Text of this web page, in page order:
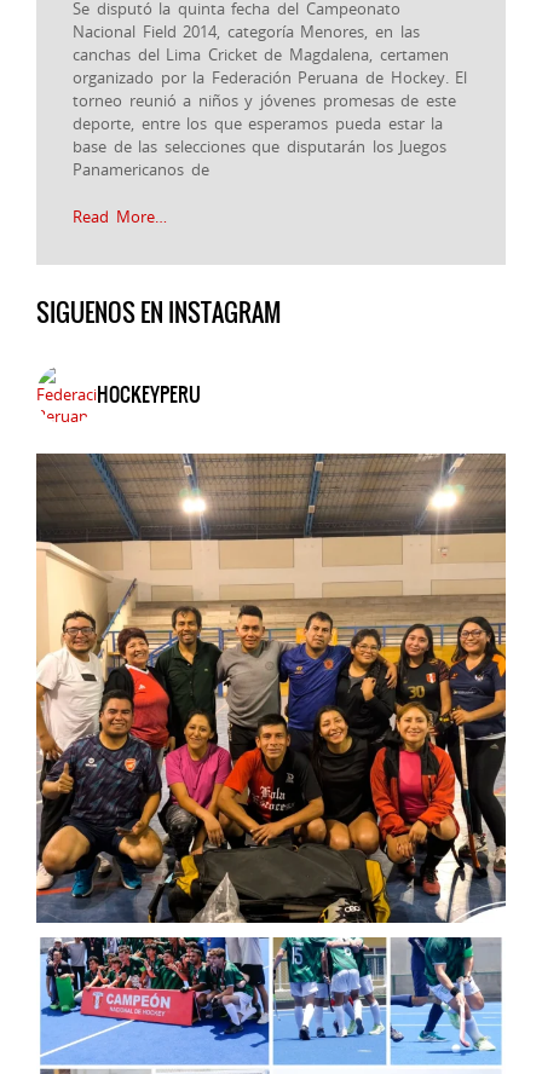
Se disputó la quinta fecha del Campeonato
Nacional Field 2014, categoría Menores, en las
canchas del Lima Cricket de Magdalena, certamen
organizado por la Federación Peruana de Hockey. El
torneo reunió a niños y jóvenes promesas de este
deporte, entre los que esperamos pueda estar la
base de las selecciones que disputarán los Juegos
Panamericanos de
Read More…
SIGUENOS EN INSTAGRAM
HOCKEYPERU